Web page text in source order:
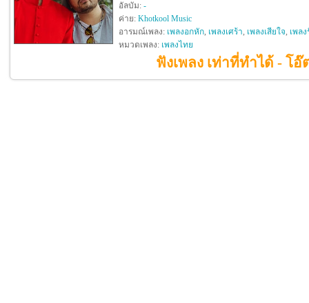
อัลบัม: -
ค่าย: Khotkool Music
อารมณ์เพลง: เพลงอกหัก, เพลงเศร้า, เพลงเสียใจ, เพลง
หมวดเพลง: เพลงไทย
ฟังเพลง เท่าที่ทำได้ - โ